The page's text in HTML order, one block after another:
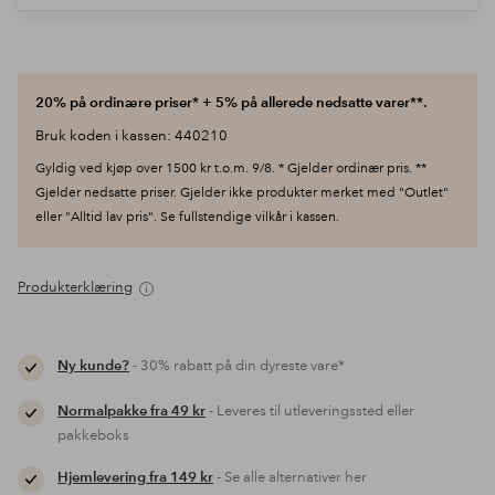
20% på ordinære priser* + 5% på allerede nedsatte varer**.
Bruk koden i kassen: 440210
Gyldig ved kjøp over 1500 kr t.o.m. 9/8. * Gjelder ordinær pris. **
Gjelder nedsatte priser. Gjelder ikke produkter merket med "Outlet"
eller "Alltid lav pris". Se fullstendige vilkår i kassen.
Produkterklæring
Ny kunde?- 30% rabatt på din dyreste vare*
Normalpakke fra 49 kr- Leveres til utleveringssted eller
pakkeboks
Hjemlevering fra 149 kr- Se alle alternativer her